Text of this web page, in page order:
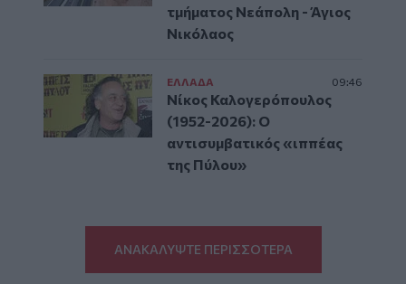
τμήματος Νεάπολη - Άγιος
Νικόλαος
ΕΛΛAΔΑ 09:46
Νίκος Καλογερόπουλος
(1952-2026): O
αντισυμβατικός «ιππέας
της Πύλου»
ΑΝΑΚΑΛΥΨΤΕ ΠΕΡΙΣΣΟΤΕΡΑ